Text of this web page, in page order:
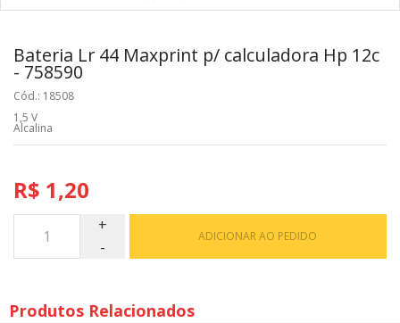
Bateria Lr 44 Maxprint p/ calculadora Hp 12c
- 758590
Cód.: 18508
1,5 V
Alcalina
R$ 1,20
ADICIONAR AO PEDIDO
Produtos Relacionados